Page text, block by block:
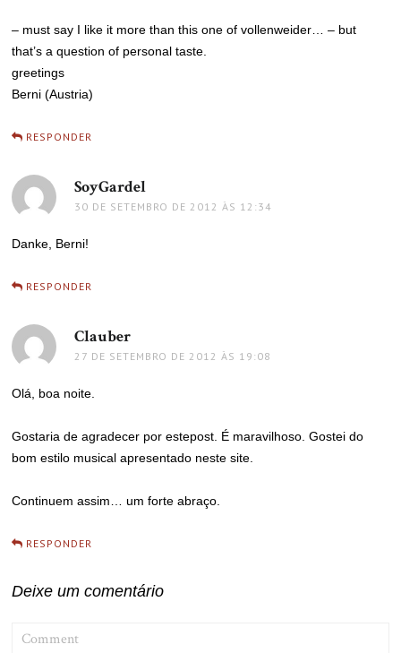
– must say I like it more than this one of vollenweider… – but
that’s a question of personal taste.
greetings
Berni (Austria)
RESPONDER
SoyGardel
30 DE SETEMBRO DE 2012 ÀS 12:34
Danke, Berni!
RESPONDER
Clauber
27 DE SETEMBRO DE 2012 ÀS 19:08
Olá, boa noite.
Gostaria de agradecer por estepost. É maravilhoso. Gostei do
bom estilo musical apresentado neste site.
Continuem assim… um forte abraço.
RESPONDER
Deixe um comentário